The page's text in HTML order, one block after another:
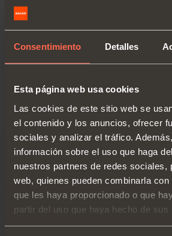
Consentimiento Detalles
Esta página web usa cookies
Las cookies de este sitio web se
el contenido y los anuncios, ofrecer
sociales y analizar el tráfico.
información sobre el uso que haga
nuestros partners de redes sociales,
web, quienes pueden combinarla
que les haya proporcionado o que
partir del uso que haya hecho de sus
mejorar la estabilidad
durante su uso como
trabajo.